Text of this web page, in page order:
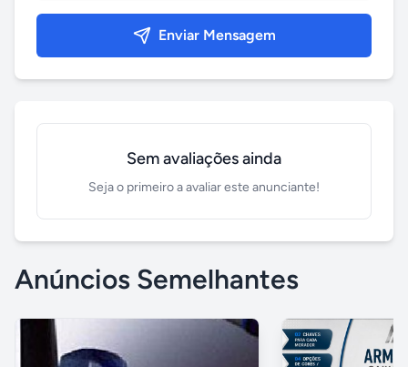
Enviar Mensagem
Sem avaliações ainda
Seja o primeiro a avaliar este anunciante!
Anúncios Semelhantes